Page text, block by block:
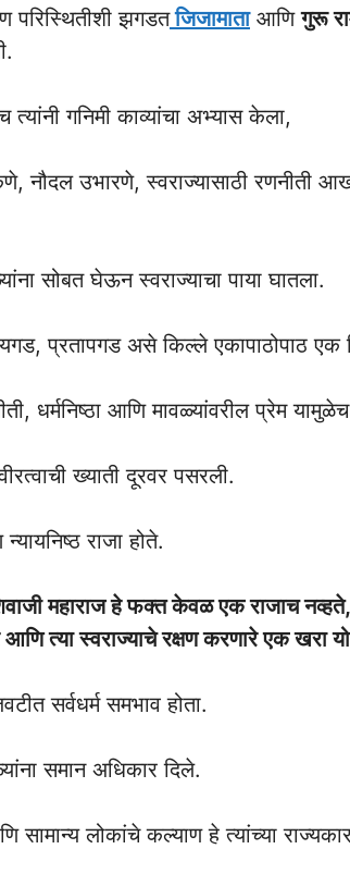
परिस्थितीशी झगडतजिजामाताआणिगुरू
त्यांनी गनिमी काव्यांचा अभ्यास केला,
नौदल उभारणे, स्वराज्यासाठी रणनीती
सोबत घेऊन स्वराज्याचा पाया घातला.
प्रतापगड असे किल्ले एकापाठोपाठ एक
धर्मनिष्ठा आणि मावळ्यांवरील प्रेम
ख्याती दूरवर पसरली.
राजा होते.
महाराज हे फक्त केवळ एक राजाच
त्या स्वराज्याचे रक्षण करणारे एक खरा
सर्वधर्म समभाव होता.
समान अधिकार दिले.
सामान्य लोकांचे कल्याण हे त्यांच्या